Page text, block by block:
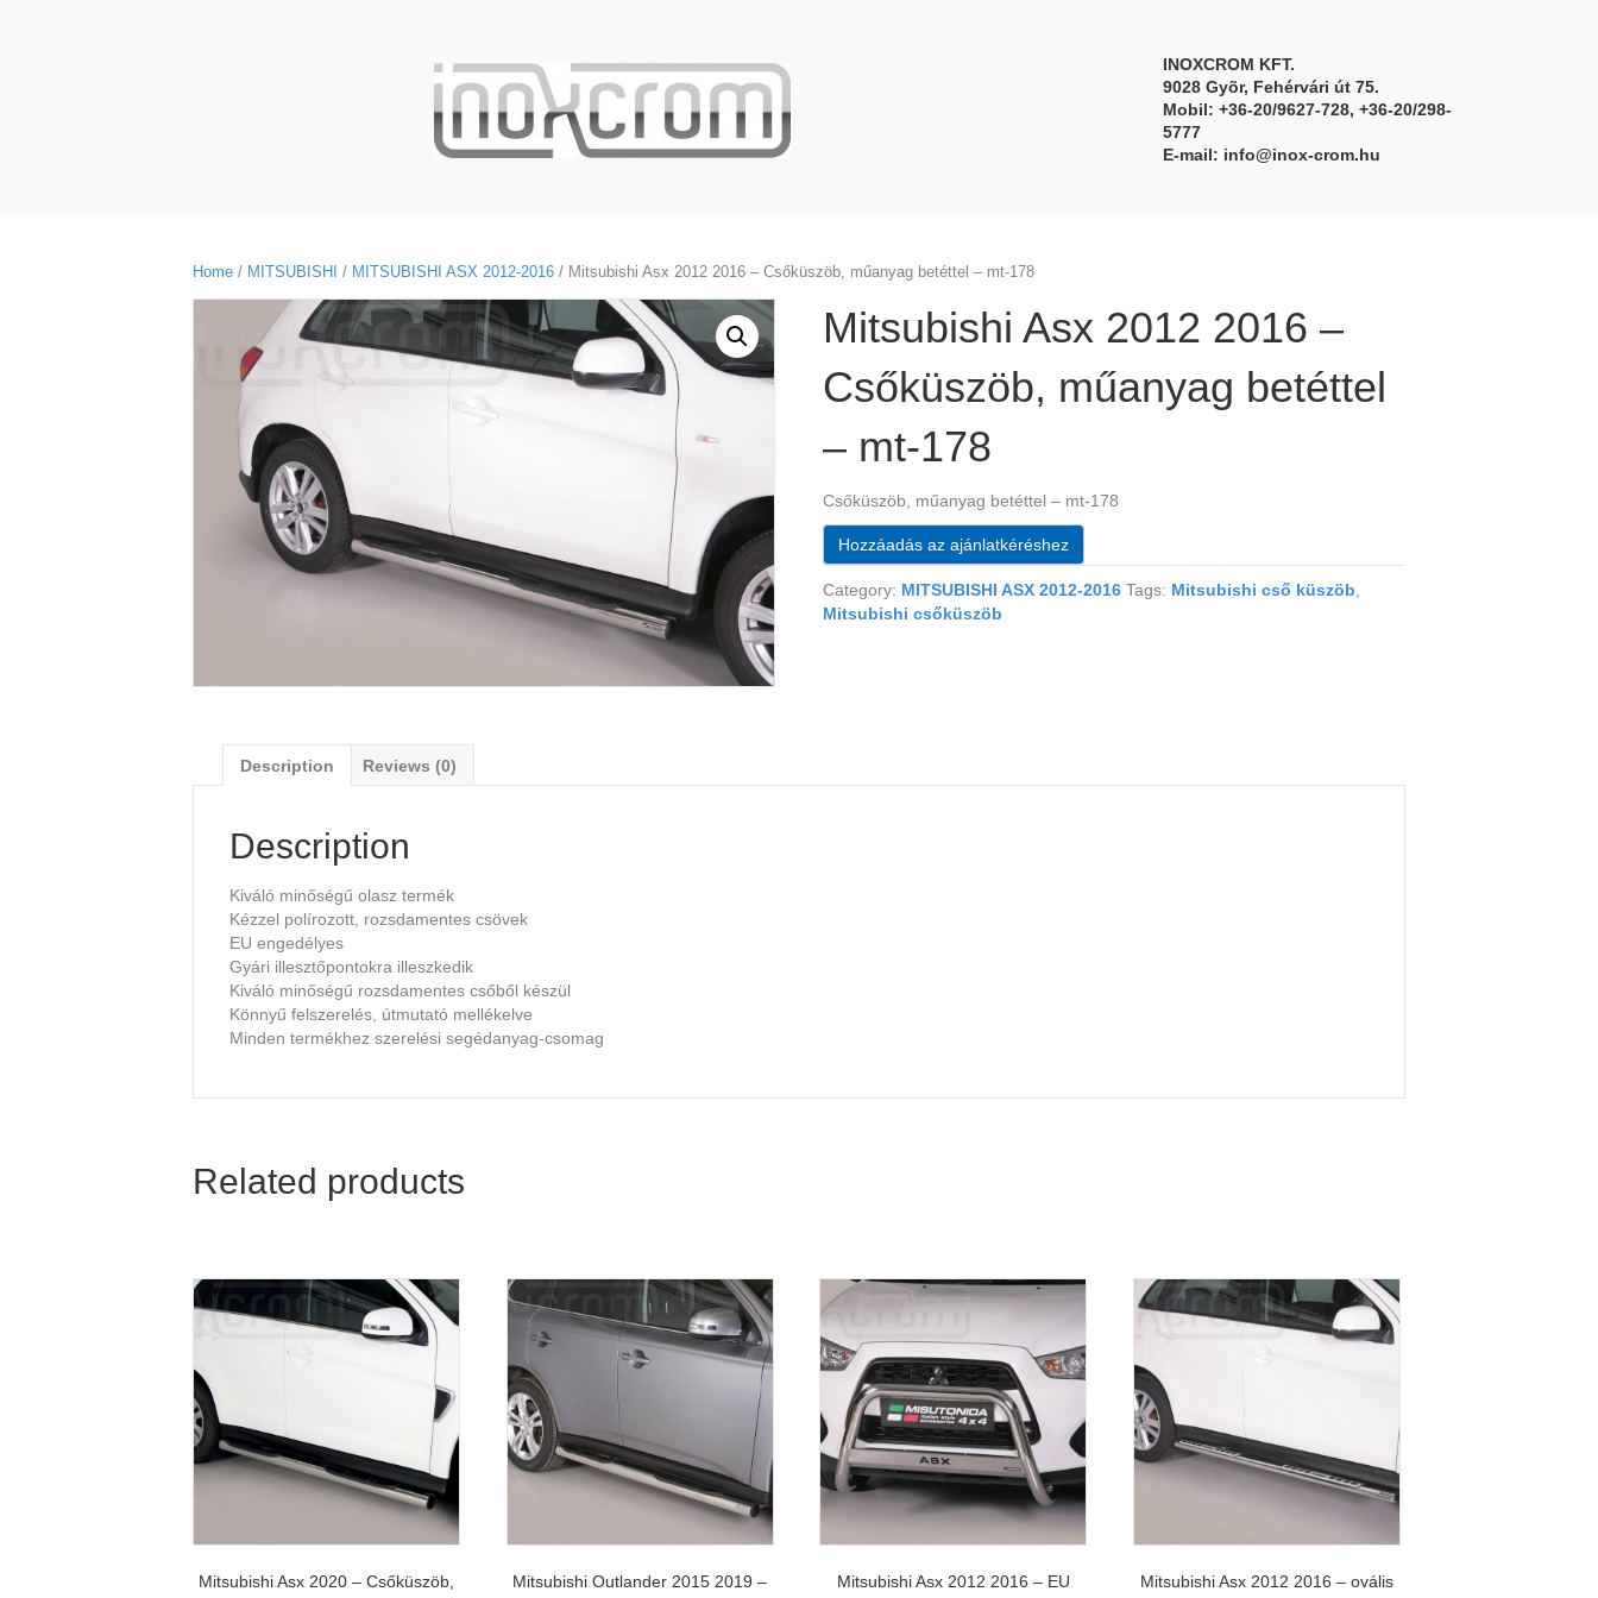
INOXCROM KFT.
9028 Gyõr, Fehérvári út 75.
Mobil: +36-20/9627-728, +36-20/298-
5777
E-mail: info@inox-crom.hu
Home / MITSUBISHI / MITSUBISHI ASX 2012-2016 / Mitsubishi Asx 2012 2016 – Csőküszöb, műanyag betéttel – mt-178
Mitsubishi Asx 2012 2016 –
Csőküszöb, műanyag betéttel
– mt-178
Csőküszöb, műanyag betéttel – mt-178
Hozzáadás az ajánlatkéréshez
Category: MITSUBISHI ASX 2012-2016 Tags: Mitsubishi cső küszöb
Mitsubishi csőküszöb
Description Reviews (0)
Description
Kiváló minőségű olasz termék
Kézzel polírozott, rozsdamentes csövek
EU engedélyes
Gyári illesztőpontokra illeszkedik
Kiváló minőségű rozsdamentes csőből készül
Könnyű felszerelés, útmutató mellékelve
Minden termékhez szerelési segédanyag-csomag
Related products
Mitsubishi Asx 2020 – Csőküszöb,
Mitsubishi Outlander 2015 2019 –
Mitsubishi Asx 2012 2016 – EU
Mitsubishi Asx 2012 2016 – ovális